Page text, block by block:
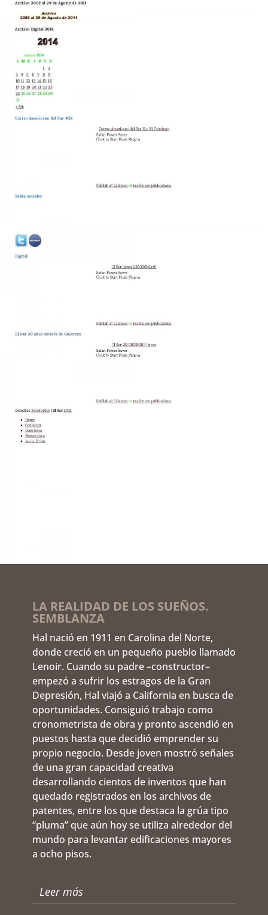
LA REALIDAD DE LOS SUEÑOS.
SEMBLANZA
Hal nació en 1911 en Carolina del Norte,
donde creció en un pequeño pueblo llamado
Lenoir. Cuando su padre –constructor–
empezó a sufrir los estragos de la Gran
Depresión, Hal viajó a California en busca de
oportunidades. Consiguió trabajo como
cronometrista de obra y pronto ascendió en
puestos hasta que decidió emprender su
propio negocio. Desde joven mostró señales
de una gran capacidad creativa
desarrollando cientos de inventos que han
quedado registrados en los archivos de
patentes, entre los que destaca la grúa tipo
“pluma” que aún hoy se utiliza alrededor del
mundo para levantar edificaciones mayores
a ocho pisos.
Leer más